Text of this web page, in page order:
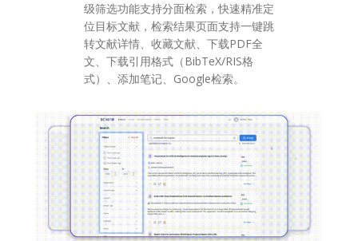
级筛选功能支持分面检索，快速精准定
位目标文献，检索结果页面支持一键跳
转文献详情、收藏文献、下载PDF全
文、下载引用格式（BibTeX/RIS格
式）、添加笔记、Google检索。